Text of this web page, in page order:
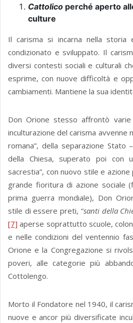
Cattolico perché aperto
culture
Il carisma si incarna nella
condizionato e sviluppato. Il
diversi contesti sociali e culturali
esprime, con nuove difficoltà e
cambiamenti. Mantiene la sua
Don Orione stesso affrontò varie
inculturazione del carisma avvenne
romana”, della separazione Stato
della Chiesa, superato poi con
sacrestia”, con nuovo stile e azione
grande fioritura di azione sociale
prima guerra mondiale), Don
stile di essere preti, “santi della
[7] aperse soprattutto scuole,
e nelle condizioni del ventennio
Orione e la Congregazione si
poveri, alle categorie più
Cottolengo.
Morto il Fondatore nel 1940, il
nuove e ancor più diversificate